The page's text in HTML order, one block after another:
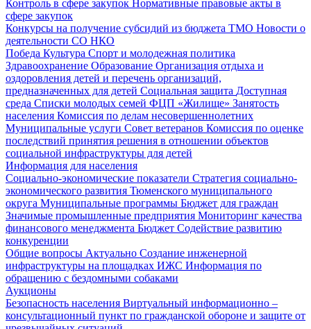
Контроль в сфере закупок Нормативные правовые акты в
сфере закупок
Конкурсы на получение субсидий из бюджета ТМО Новости о
деятельности СО НКО
Победа Культура Спорт и молодежная политика
Здравоохранение Образование Организация отдыха и
оздоровления детей и перечень организаций,
предназначенных для детей Социальная защита Доступная
среда Списки молодых семей ФЦП «Жилище» Занятость
населения Комиссия по делам несовершеннолетних
Муниципальные услуги Совет ветеранов Комиссия по оценке
последствий принятия решения в отношении объектов
социальной инфраструктуры для детей
Информация для населения
Социально-экономические показатели Стратегия социально-
экономического развития Тюменского муниципального
округа Муниципальные программы Бюджет для граждан
Значимые промышленные предприятия Мониторинг качества
финансового менеджмента Бюджет Содействие развитию
конкуренции
Общие вопросы Актуально Создание инженерной
инфраструктуры на площадках ИЖС Информация по
обращению с бездомными собаками
Аукционы
Безопасность населения Виртуальный информационно –
консультационный пункт по гражданской обороне и защите от